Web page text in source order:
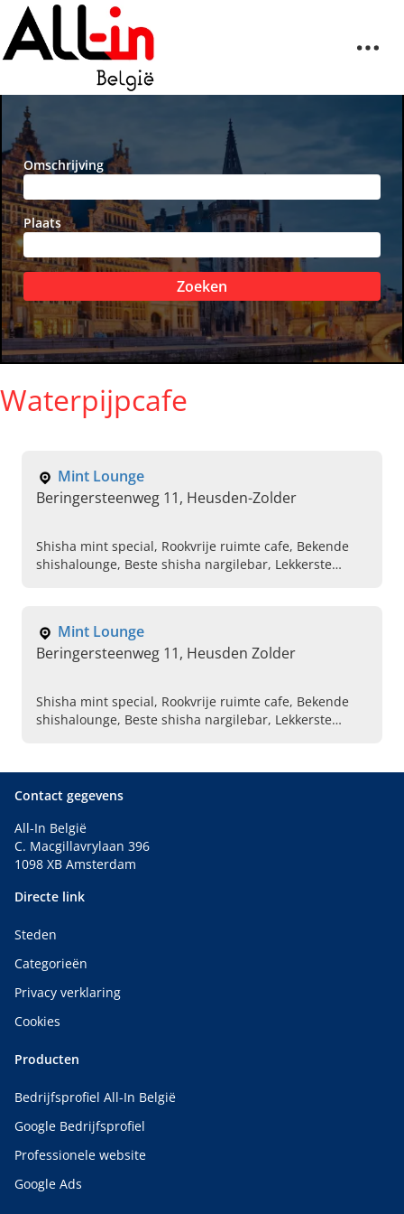
Omschrijving
Plaats
Zoeken
Waterpijpcafe
Mint Lounge
Beringersteenweg 11, Heusden-Zolder
Shisha mint special, Rookvrije ruimte cafe, Bekende
shishalounge, Beste shisha nargilebar, Lekkerste
Mint Lounge
Beringersteenweg 11, Heusden Zolder
Shisha mint special, Rookvrije ruimte cafe, Bekende
shishalounge, Beste shisha nargilebar, Lekkerste
cheesecake, Shisha classic op terras
Contact gegevens
All-In België
C. Macgillavrylaan 396
1098 XB Amsterdam
Directe link
Steden
Categorieën
Privacy verklaring
Cookies
Producten
Bedrijfsprofiel All-In België
Google Bedrijfsprofiel
Professionele website
Google Ads